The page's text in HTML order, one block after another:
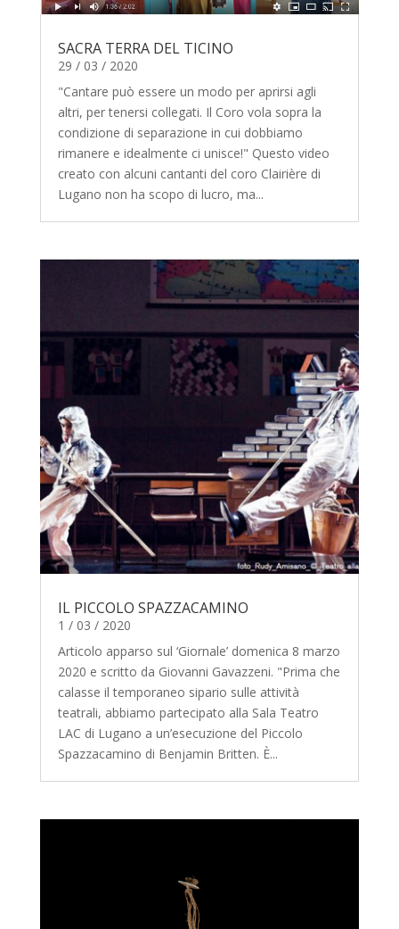
SACRA TERRA DEL TICINO
29 / 03 / 2020
"Cantare può essere un modo per aprirsi agli
altri, per tenersi collegati. Il Coro vola sopra la
condizione di separazione in cui dobbiamo
rimanere e idealmente ci unisce!" Questo video
creato con alcuni cantanti del coro Clairière di
Lugano non ha scopo di lucro, ma...
IL PICCOLO SPAZZACAMINO
1 / 03 / 2020
Articolo apparso sul ‘Giornale’ domenica 8 marzo
2020 e scritto da Giovanni Gavazzeni. "Prima che
calasse il temporaneo sipario sulle attività
teatrali, abbiamo partecipato alla Sala Teatro
LAC di Lugano a un’esecuzione del Piccolo
Spazzacamino di Benjamin Britten. È...